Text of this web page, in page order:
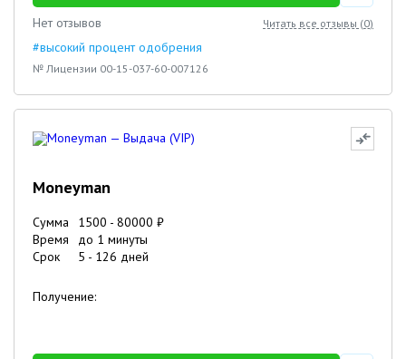
Нет отзывов
Читать все отзывы (0)
#высокий процент одобрения
№ Лицензии 00-15-037-60-007126
Moneyman
Сумма 1500 - 80000 ₽
Время
до 1 минуты
Срок
5 - 126 дней
Получение: